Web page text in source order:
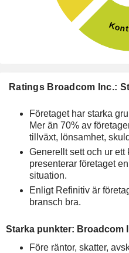
Ratings Broadcom Inc.:
Företaget har starka
Mer än 70% av
tillväxt, lönsamhet,
Generellt sett och ur ett
presenterar företaget
situation.
Enligt Refinitiv är
bransch bra.
Starka punkter: Broadcom
Före räntor, skatter,